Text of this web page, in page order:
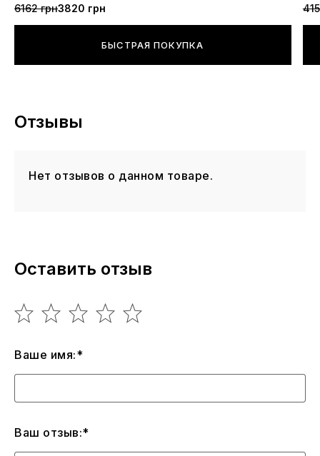
6162 грн3820 грн
БЫСТРАЯ ПОКУПКА
Отзывы
Нет отзывов о данном товаре.
Оставить отзыв
Ваше имя:*
Ваш отзыв:*